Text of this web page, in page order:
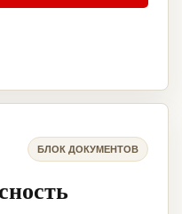
БЛОК ДОКУМЕНТОВ